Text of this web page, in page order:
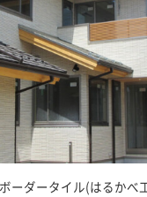
ーダータイル(はるかべ